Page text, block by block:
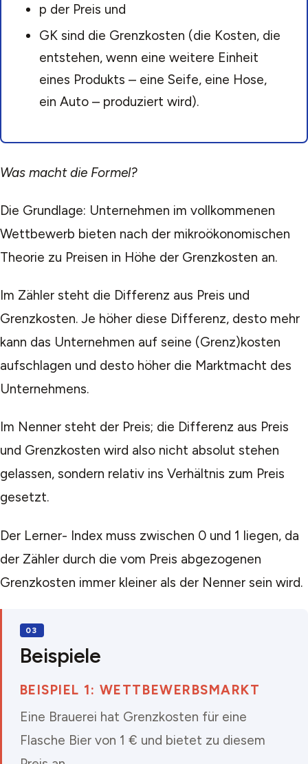
p der Preis und
GK sind die Grenzkosten (die Kosten, die
entstehen, wenn eine weitere Einheit
eines Produkts – eine Seife, eine Hose,
ein Auto – produziert wird).
Was macht die Formel?
Die Grundlage: Unternehmen im vollkommenen
Wettbewerb bieten nach der mikroökonomischen
Theorie zu Preisen in Höhe der Grenzkosten an.
Im Zähler steht die Differenz aus Preis und
Grenzkosten. Je höher diese Differenz, desto mehr
kann das Unternehmen auf seine (Grenz)kosten
aufschlagen und desto höher die Marktmacht des
Unternehmens.
Im Nenner steht der Preis; die Differenz aus Preis
und Grenzkosten wird also nicht absolut stehen
gelassen, sondern relativ ins Verhältnis zum Preis
gesetzt.
Der Lerner- Index muss zwischen 0 und 1 liegen, da
der Zähler durch die vom Preis abgezogenen
Grenzkosten immer kleiner als der Nenner sein wird.
Beispiele
BEISPIEL 1: WETTBEWERBSMARKT
Eine Brauerei hat Grenzkosten für eine
Flasche Bier von 1 € und bietet zu diesem